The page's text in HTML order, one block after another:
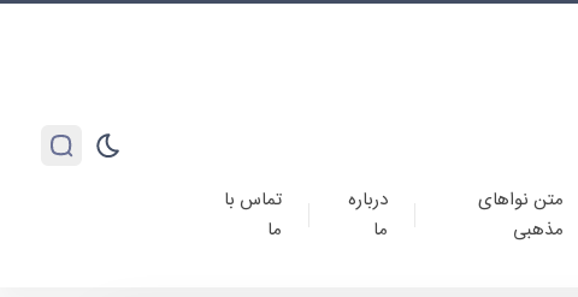
متن نواهای
مذهبی
درباره
ما
تماس با
ما